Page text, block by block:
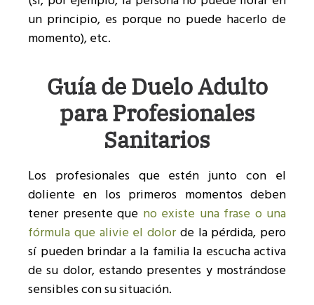
un principio, es porque no puede hacerlo de
momento), etc.
Guía de Duelo Adulto
para Profesionales
Sanitarios
Los profesionales que estén junto con el
doliente en los primeros momentos deben
tener presente que no existe una frase o una
fórmula que alivie el dolorde la pérdida, pero
sí pueden brindar a la familia la escucha activa
de su dolor, estando presentes y mostrándose
sensibles con su situación.